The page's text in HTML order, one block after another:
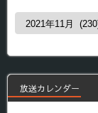
過
組
放送カレンダー